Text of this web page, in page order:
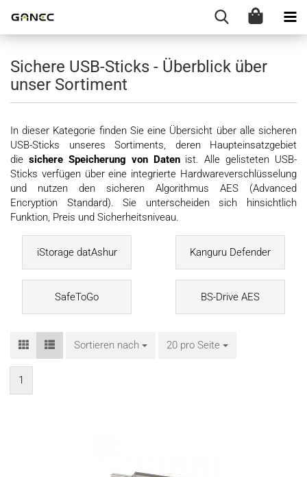
Sichere USB-Sticks - Überblick über
unser Sortiment
In dieser Kategorie finden Sie eine Übersicht über alle sicheren
USB-Sticks unseres Sortiments, deren Haupteinsatzgebiet
die sichere Speicherung von Datenist. Alle gelisteten USB-
Sticks verfügen über eine integrierte Hardwareverschlüsselung
und nutzen den sicheren Algorithmus AES (Advanced
Encryption Standard). Sie unterscheiden sich hinsichtlich
Funktion, Preis und Sicherheitsniveau.
iStorage datAshur Kanguru Defender
SafeToGo BS-Drive AES
Sortieren nach
Sortieren nach 20 pro Seite
pro Seite
1